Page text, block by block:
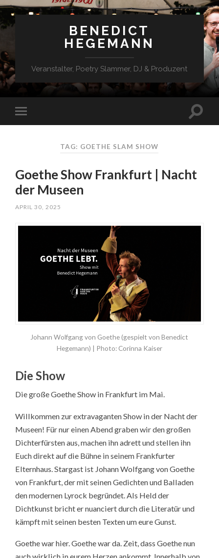
BENEDICT
HEGEMANN
Veranstalter, Poetry Slammer, DJ & Produzent
TAG: GOETHE SLAM SHOW
Goethe Show Frankfurt | Nacht
der Museen
APRIL 30, 2025
Johann Wolfgang von Goethe (gespielt von Benedict
Hegemann) | Photo: Corinna Kaiser
Die Show
Die große Goethe Show in Frankfurt im Mai.
Willkommen zur extravaganten Show in der Nacht der
Museen! Für nur einen Abend graben wir den großen
Dichterfürsten aus, machen ihn adrett und stellen ihn
Euch direkt auf die Bühne in seinem Frankfurter
Elternhaus. Stargast ist Johann Wolfgang von Goethe
von Frankfurt, der mit seinen Gedichten und Balladen
den modernen Lyrock begründet. Als Held der
Dichtkunst bricht er nuanciert durch die Literatür und
kämpft mit seinen besten Texten um eure Gunst.
Goethe war hier. Goethe war da. Zeit, dass Goethe nun